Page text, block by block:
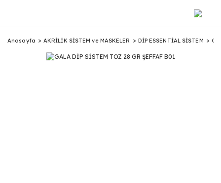
Anasayfa AKRİLİK SİSTEM ve MASKELER DİP ESSENTİAL SİSTEM